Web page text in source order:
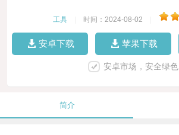
工具 时间：2024-08-02
安卓下载 苹果下载
安卓市场，安全绿色
简介